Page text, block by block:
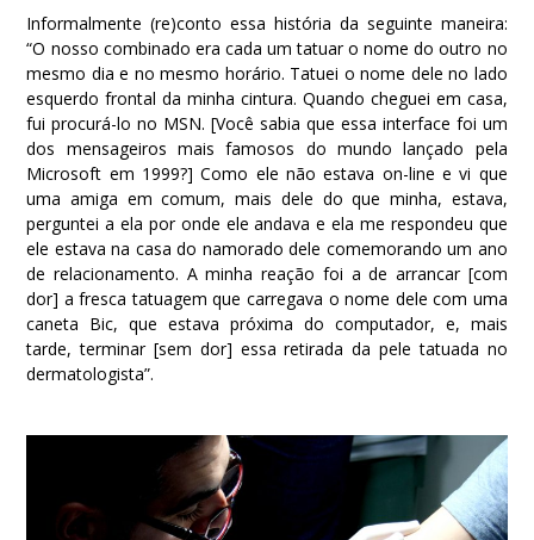
Informalmente (re)conto essa história da seguinte maneira:
“O nosso combinado era cada um tatuar o nome do outro no
mesmo dia e no mesmo horário. Tatuei o nome dele no lado
esquerdo frontal da minha cintura. Quando cheguei em casa,
fui procurá-lo no MSN. [Você sabia que essa interface foi um
dos mensageiros mais famosos do mundo lançado pela
Microsoft em 1999?] Como ele não estava on-line e vi que
uma amiga em comum, mais dele do que minha, estava,
perguntei a ela por onde ele andava e ela me respondeu que
ele estava na casa do namorado dele comemorando um ano
de relacionamento. A minha reação foi a de arrancar [com
dor] a fresca tatuagem que carregava o nome dele com uma
caneta Bic, que estava próxima do computador, e, mais
tarde, terminar [sem dor] essa retirada da pele tatuada no
dermatologista”.